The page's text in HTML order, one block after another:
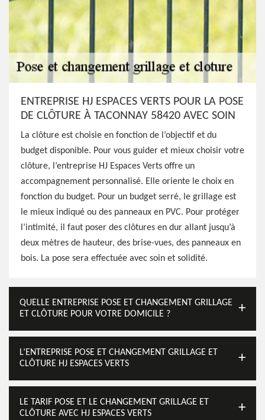
ENTREPRISE HJ ESPACES VERTS POUR LA POSE
DE CLÔTURE À TACONNAY 58420 AVEC SOIN
La clôture est choisie en fonction de l’objectif et du
budget disponible. Pour vous guider et mieux choisir votre
clôture, l’entreprise HJ Espaces Verts offre un
accompagnement personnalisé. Elle oriente le choix en
fonction du budget. Pour un budget serré, le grillage est
le mieux indiqué ou des panneaux en PVC. Pour protéger
l’intimité, il faut poser des clôtures en dur allant jusqu’à
deux mètres de hauteur, des brise-vues, des panneaux en
bois. La pose sera effectuée avec soin et solidité.
QUELLE ENTREPRISE POSE ET CHANGEMENT GRILLAGE
ET CLÔTURE POUR VOTRE DOMICILE ?
L’ENTREPRISE POSE ET CHANGEMENT GRILLAGE ET
CLÔTURE HJ ESPACES VERTS
LE TARIF POSE ET LE CHANGEMENT GRILLAGE ET
CLÔTURE AVEC HJ ESPACES VERTS